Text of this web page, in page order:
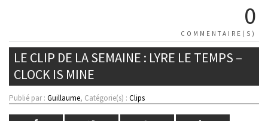
0
COMMENTAIRE(S)
LE CLIP DE LA SEMAINE : LYRE LE TEMPS –
CLOCK IS MINE
Publié par : Guillaume, Catégorie(s) : Clips